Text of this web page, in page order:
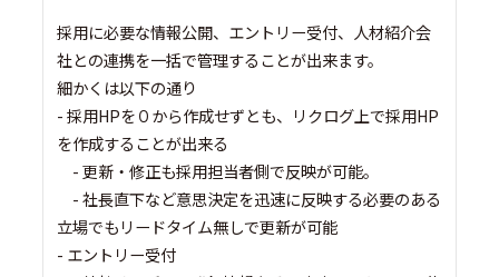
採用に必要な情報公開、エントリー受付、人材紹介会
社との連携を一括で管理することが出来ます。
細かくは以下の通り
- 採用HPを０から作成せずとも、リクログ上で採用HP
を作成することが出来る
- 更新・修正も採用担当者側で反映が可能。
- 社長直下など意思決定を迅速に反映する必要のある
立場でもリードタイム無しで更新が可能
- エントリー受付